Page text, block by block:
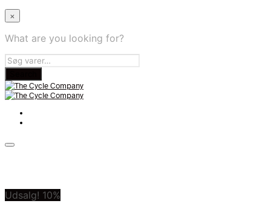
×
What are you looking for?
Udsalg! 10%